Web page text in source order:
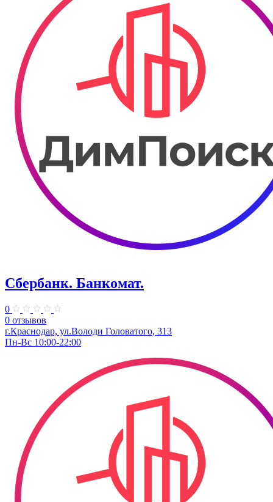
Сбербанк. Банкомат.
0
0 отзывов
г.Краснодар, ул.​Володи Головатого, 313
Пн-Вс 10:00-22:00